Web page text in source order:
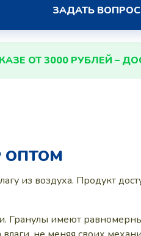
ЗАДАТЬ ВОПРОС
ОТ 3000 РУБЛЕЙ –
ОПТОМ
из воздуха. Продукт
Гранулы имеют